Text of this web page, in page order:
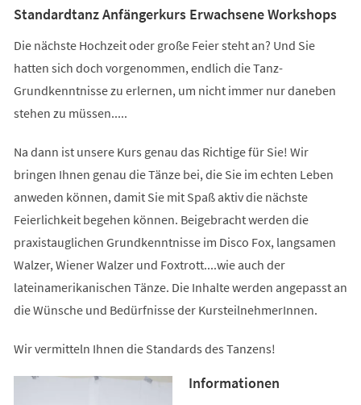
Standardtanz Anfängerkurs Erwachsene Workshops
Die nächste Hochzeit oder große Feier steht an? Und Sie
hatten sich doch vorgenommen, endlich die Tanz-
Grundkenntnisse zu erlernen, um nicht immer nur daneben
stehen zu müssen.....
Na dann ist unsere Kurs genau das Richtige für Sie! Wir
bringen Ihnen genau die Tänze bei, die Sie im echten Leben
anweden können, damit Sie mit Spaß aktiv die nächste
Feierlichkeit begehen können. Beigebracht werden die
praxistauglichen Grundkenntnisse im Disco Fox, langsamen
Walzer, Wiener Walzer und Foxtrott....wie auch der
lateinamerikanischen Tänze. Die Inhalte werden angepasst an
die Wünsche und Bedürfnisse der KursteilnehmerInnen.
Wir vermitteln Ihnen die Standards des Tanzens!
Informationen